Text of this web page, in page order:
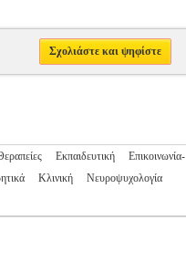
Σχολιάστε και ψηφίστε
Εκπαιδευτική
Επικοινωνία-
Κλινική
Νευροψυχολογία